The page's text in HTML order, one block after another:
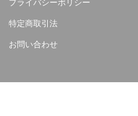
プライバシーポリシー
特定商取引法
お問い合わせ